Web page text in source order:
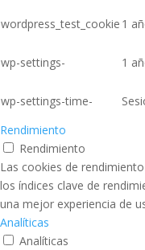
wordpress_test_cookie 1
wp-settings-
1
wp-settings-time-
Rendimiento
Rendimiento
Las cookies de
los índices clave de
una mejor experiencia de
Analíticas
Analíticas